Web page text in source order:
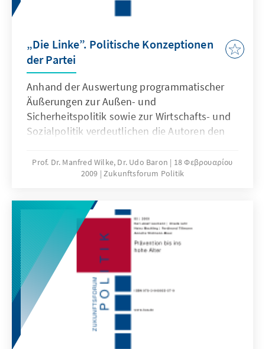
„Die Linke”. Politische Konzeptionen
der Partei
Anhand der Auswertung programmatischer
Äußerungen zur Außen- und
Sicherheitspolitik sowie zur Wirtschafts- und
Sozialpolitik verdeutlichen die Autoren den
Nachfolgepartei in zentralen Politikfeldern.
Band 94 der Reihe „Zukunftsforum Politik“
der Partei und Band 96 deren Bündnis- und
Koalitionspolitik. Mit den drei Bänden will die
Stiftung Grundlagenkenntnisse vermitteln, die
zur notwendigen inhaltlichen
Auseinandersetzung mit den nicht selten
unrealisierbaren Vorschlägen der Partei „Die
Linke“ befähigen.
Prof. Dr. Manfred Wilke, Dr. Udo Baron
18 Φεβρουαρίου
2009 Zukunftsforum Politik